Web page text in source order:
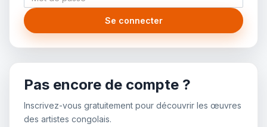
Se connecter
Pas encore de compte ?
Inscrivez-vous gratuitement pour découvrir les œuvres
des artistes congolais.